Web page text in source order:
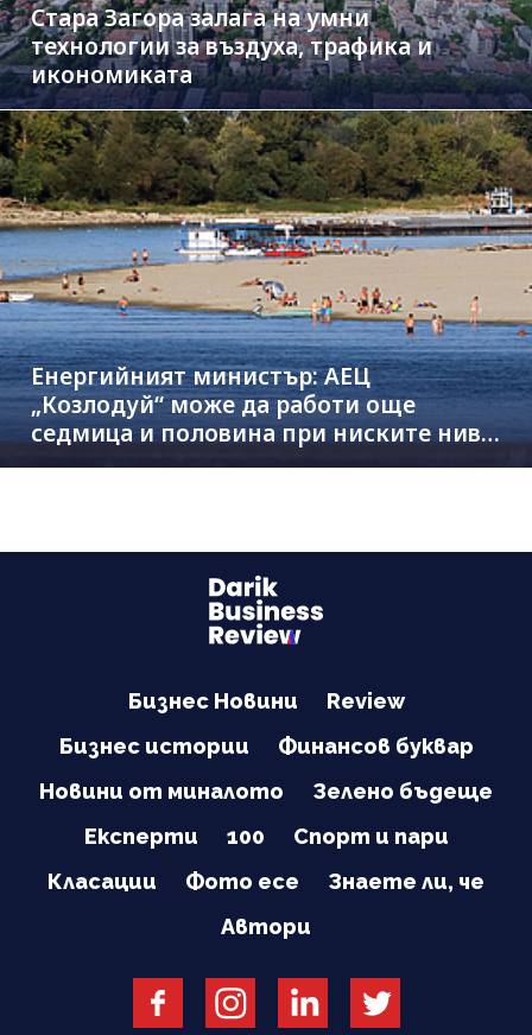
Стара Загора залага на умни
технологии за въздуха, трафика и
икономиката
Енергийният министър: АЕЦ
„Козлодуй“ може да работи още
седмица и половина при ниските нива
на Дунав
Бизнес Новини
Review
Бизнес истории
Финансов буквар
Новини от миналото
Зелено бъдеще
Експерти
100
Спорт и пари
Класации
Фото есе
Знаете ли, че
Автори